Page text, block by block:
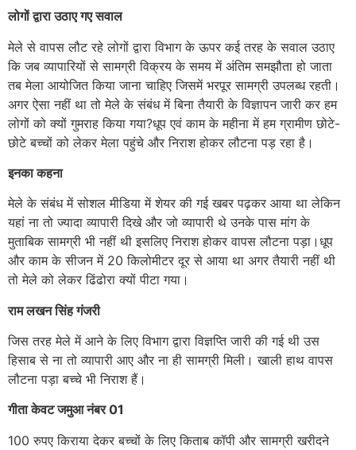
लोगों द्वारा उठाए गए सवाल
मेले से वापस लौट रहे लोगों द्वारा विभाग के ऊपर कई तरह के सवाल उठाए
कि जब व्यापारियों से सामग्री विक्रय के समय में अंतिम समझौता हो जाता
तब मेला आयोजित किया जाना चाहिए जिसमें भरपूर सामग्री उपलब्ध रहती।
अगर ऐसा नहीं था तो मेले के संबंध में बिना तैयारी के विज्ञापन जारी कर हम
लोगों को क्यों गुमराह किया गया?धूप एवं काम के महीना में हम ग्रामीण छोटे-
छोटे बच्चों को लेकर मेला पहुंचे और निराश होकर लौटना पड़ रहा है।
इनका कहना
मेले के संबंध में सोशल मीडिया में शेयर की गई खबर पढ़कर आया था लेकिन
यहां ना तो ज्यादा व्यापारी दिखे और जो व्यापारी थे उनके पास मांग के
मुताबिक सामग्री भी नहीं थी इसलिए निराश होकर वापस लौटना पड़ा।धूप
और काम के सीजन में 20 किलोमीटर दूर से आया था अगर तैयारी नहीं थी
तो मेले को लेकर ढिंढोरा क्यों पीटा गया।
राम लखन सिंह गंजरी
जिस तरह मेले में आने के लिए विभाग द्वारा विज्ञप्ति जारी की गई थी उस
हिसाब से ना तो व्यापारी आए और ना ही सामग्री मिली। खाली हाथ वापस
लौटना पड़ा बच्चे भी निराश हैं।
गीता केवट जमुआ नंबर 01
100 रुपए किराया देकर बच्चों के लिए किताब कॉपी और सामग्री खरीदने